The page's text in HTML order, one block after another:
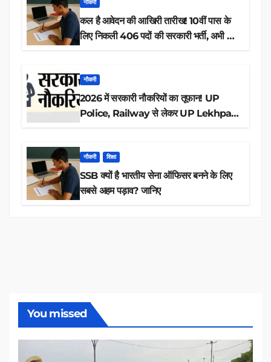
नौकरी
कल है आवेदन की आखिरी तारीख! 10वीं पास के
लिए निकली 406 पदों की सरकारी भर्ती, अभी करें
नौकरी
2026 में सरकारी नौकरियों का तूफान! UP
Police, Railway से लेकर UP Lekhpal
नौकरी शिक्षा
SSB क्यों है भारतीय सेना ऑफिसर बनने के लिए
सबसे अहम पड़ाव? जानिए
You missed